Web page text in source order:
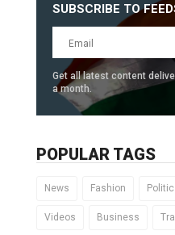
SUBSCRIBE TO
Get all latest content
a month.
POPULAR TAGS
News Fashion
Videos Business